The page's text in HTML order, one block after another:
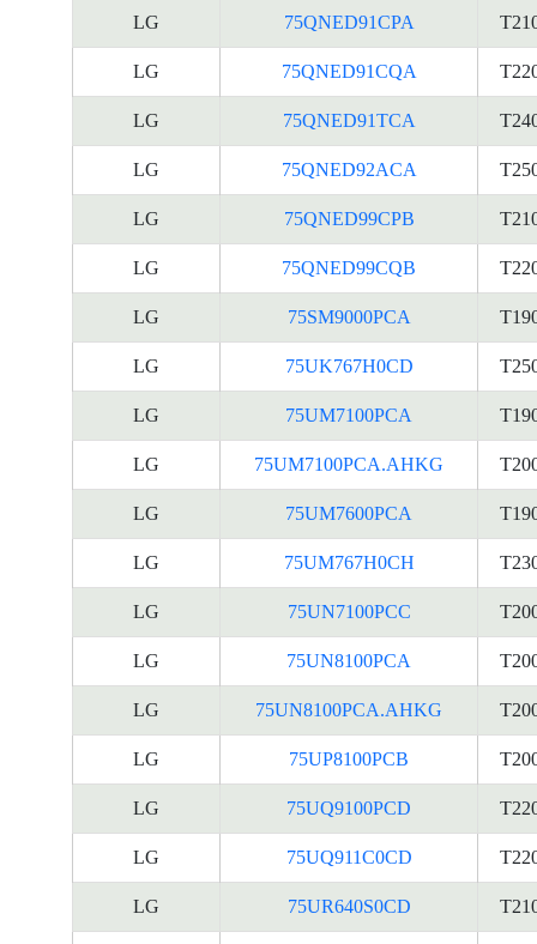
LG 75QNED91CPA
LG 75QNED91CQA
LG 75QNED91TCA
LG 75QNED92ACA
LG 75QNED99CPB
LG 75QNED99CQB
LG 75SM9000PCA
LG 75UK767H0CD
LG 75UM7100PCA
LG 75UM7100PCA.AHKG
LG 75UM7600PCA
LG 75UM767H0CH
LG 75UN7100PCC
LG 75UN8100PCA
LG 75UN8100PCA.AHKG
LG 75UP8100PCB
LG 75UQ9100PCD
LG 75UQ911C0CD
LG 75UR640S0CD